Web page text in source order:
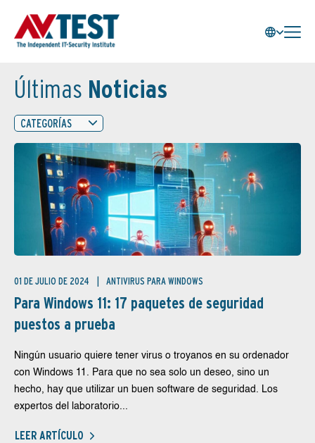
Últimas Noticias
CATEGORÍAS
01 DE JULIO DE 2024 ANTIVIRUS PARA WINDOWS
Para Windows 11: 17 paquetes de seguridad
puestos a prueba
Ningún usuario quiere tener virus o troyanos en su ordenador
con Windows 11. Para que no sea solo un deseo, sino un
hecho, hay que utilizar un buen software de seguridad. Los
expertos del laboratorio...
LEER ARTÍCULO